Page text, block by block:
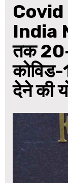
Covid
India
तक 20-
देने की